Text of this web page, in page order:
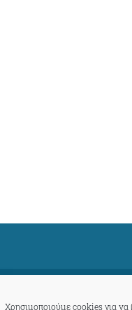
Χρησιμοποιούμε cookies για να